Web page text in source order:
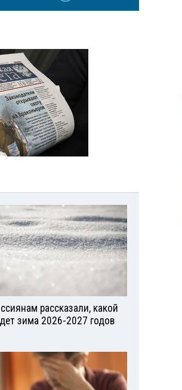
рассказали, какой
зима 2026-2027 годов